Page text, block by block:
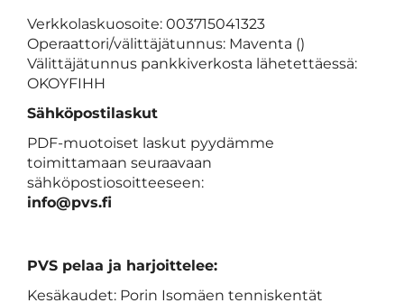
Verkkolaskuosoite: 003715041323
Operaattori/välittäjätunnus: Maventa ()
Välittäjätunnus pankkiverkosta lähetettäessä:
OKOYFIHH
Sähköpostilaskut
PDF-muotoiset laskut pyydämme
toimittamaan seuraavaan
sähköpostiosoitteeseen:
info@pvs.fi
PVS pelaa ja harjoittelee:
Kesäkaudet: Porin Isomäen tenniskentät